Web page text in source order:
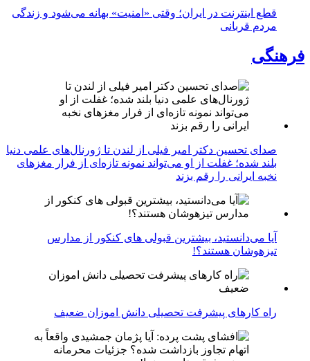
قطع اینترنت در ایران؛ وقتی «امنیت» بهانه می‌شود و زندگی
مردم قربانی
فرهنگی
صدای تحسین دکتر امیر فیلی از لندن تا ژورنال‌های علمی دنیا
بلند شده؛ غفلت از او می‌تواند نمونه تازه‌ای از فرار مغزهای
نخبه ایرانی را رقم بزند
آیا می‌دانستید، بیشترین قبولی های کنکور از مدارس
تیزهوشان هستند؟!
راه کارهای پیشرفت تحصیلی دانش اموزان ضعیف